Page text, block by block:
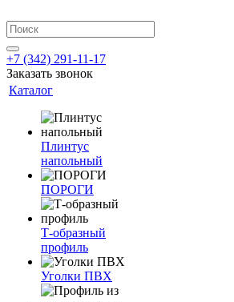
+7 (342) 291-11-17
Заказать звонок
Каталог
Плинтус
напольный
ПОРОГИ
Т-образный
профиль
Уголки ПВХ